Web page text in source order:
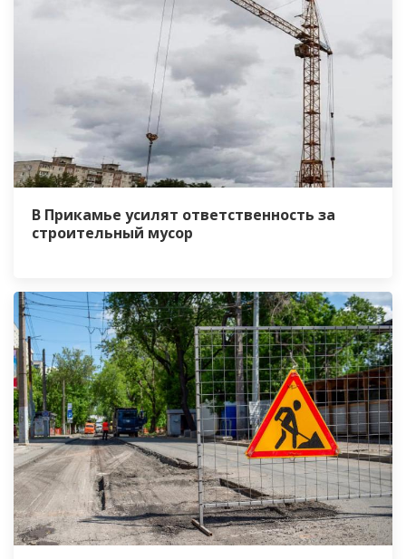
В Прикамье усилят ответственность за
строительный мусор